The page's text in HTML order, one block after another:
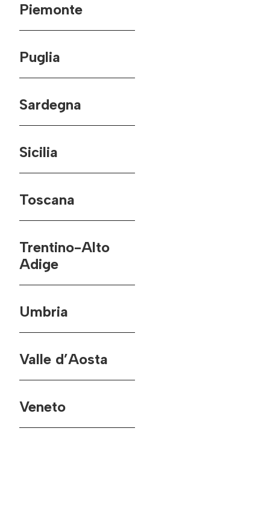
Piemonte
Puglia
Sardegna
Sicilia
Toscana
Trentino-Alto
Adige
Umbria
Valle d’Aosta
Veneto